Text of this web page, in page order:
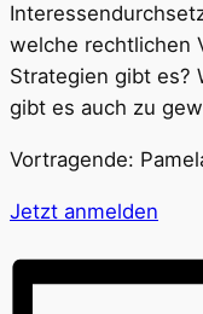
welche rechtlichen
Strategien gibt es?
gibt es auch zu
Vortragende:
Jetzt anmelden